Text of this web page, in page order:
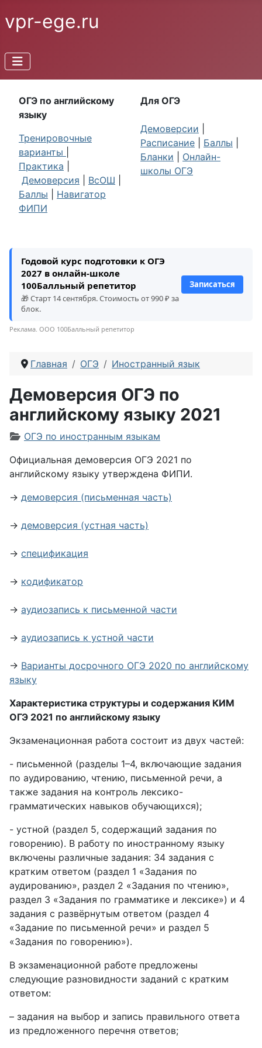
vpr-ege.ru
ОГЭ по английскому
языку
Тренировочные
варианты
Практика
Демоверсия
ВсОШ
Баллы
Навигатор
ФИПИ
Для ОГЭ
Демоверсии
Расписание
Баллы
Бланки
Онлайн-
школы ОГЭ
Годовой курс подготовки к ОГЭ
2027 в онлайн-школе
100Балльный репетитор
🎁 Старт 14 сентября. Стоимость от 990 ₽ за
блок.
Записаться
Реклама. ООО 100Балльный репетитор
Главная ОГЭ Иностранный язык
Демоверсия ОГЭ по
английскому языку 2021
Информация о материале
ОГЭ по иностранным языкам
Официальная демоверсия ОГЭ 2021 по
английскому языку утверждена ФИПИ.
→ демоверсия (письменная часть)
→ демоверсия (устная часть)
→ спецификация
→ кодификатор
→ аудиозапись к письменной части
→ аудиозапись к устной части
→ Варианты досрочного ОГЭ 2020 по английскому
языку
Характеристика структуры и содержания КИМ
ОГЭ 2021 по английскому языку
Экзаменационная работа состоит из двух частей:
- письменной (разделы 1–4, включающие задания
по аудированию, чтению, письменной речи, а
также задания на контроль лексико-
грамматических навыков обучающихся);
- устной (раздел 5, содержащий задания по
говорению). В работу по иностранному языку
включены различные задания: 34 задания с
кратким ответом (раздел 1 «Задания по
аудированию», раздел 2 «Задания по чтению»,
раздел 3 «Задания по грамматике и лексике») и 4
задания с развёрнутым ответом (раздел 4
«Задание по письменной речи» и раздел 5
«Задания по говорению»).
В экзаменационной работе предложены
следующие разновидности заданий с кратким
ответом:
– задания на выбор и запись правильного ответа
из предложенного перечня ответов;